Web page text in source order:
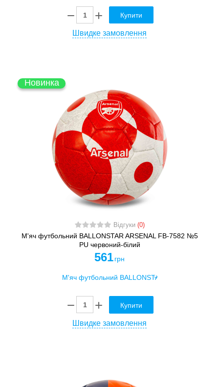
Купити
Швидке замовлення
Новинка
Відгуки (0)
М'яч футбольний BALLONSTAR ARSENAL FB-7582 №5
PU червоний-білий
561 грн
Купити
Швидке замовлення